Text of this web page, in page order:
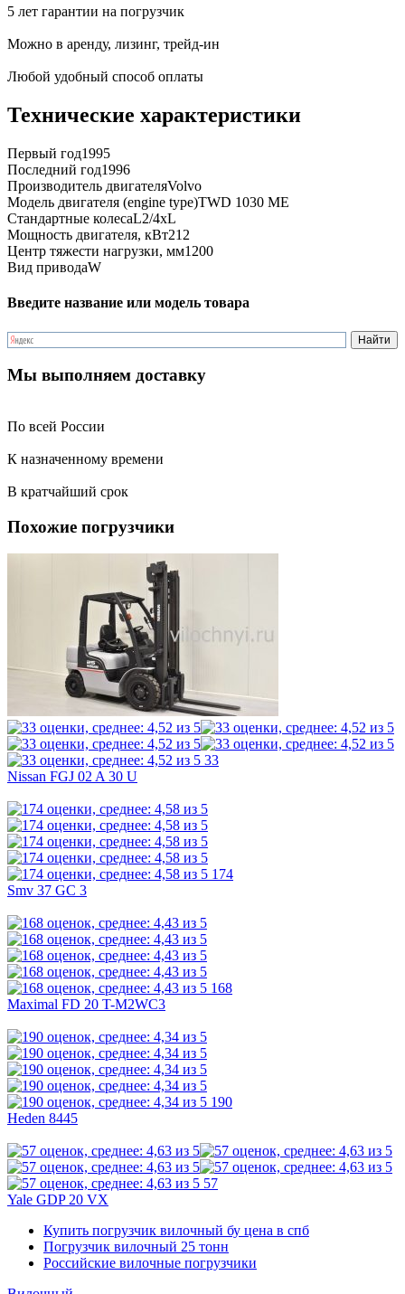
5 лет гарантии на погрузчик
Можно в аренду, лизинг, трейд-ин
Любой удобный способ оплаты
Технические характеристики
Первый год1995
Последний год1996
Производитель двигателяVolvo
Модель двигателя (engine type)TWD 1030 ME
Стандартные колесаL2/4xL
Мощность двигателя, кВт212
Центр тяжести нагрузки, мм1200
Вид приводаW
Введите название или модель товара
Мы выполняем доставку
По всей России
К назначенному времени
В кратчайший срок
Похожие погрузчики
33
Nissan FGJ 02 A 30 U
174
Smv 37 GC 3
168
Maximal FD 20 T-M2WC3
190
Heden 8445
57
Yale GDP 20 VX
Купить погрузчик вилочный бу цена в спб
Погрузчик вилочный 25 тонн
Российские вилочные погрузчики